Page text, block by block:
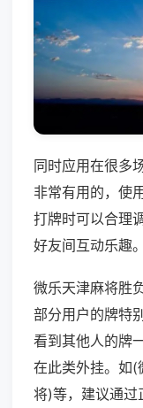
同时应用在很多
非常有用的，使
打牌时可以合理
好友间互动乐趣。
微乐天津麻将胜
部分用户的牌特
看到其他人的牌
在此类外挂。如(
将)等，建议通过